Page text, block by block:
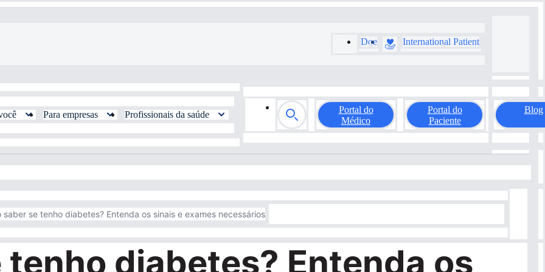
Doe International Patient
Para empresas Profissionais da saúde
Portal do
Médico
Portal do
Paciente
Blog
saber se tenho diabetes? Entenda os sinais e exames necessários
tenho diabetes? Entenda os